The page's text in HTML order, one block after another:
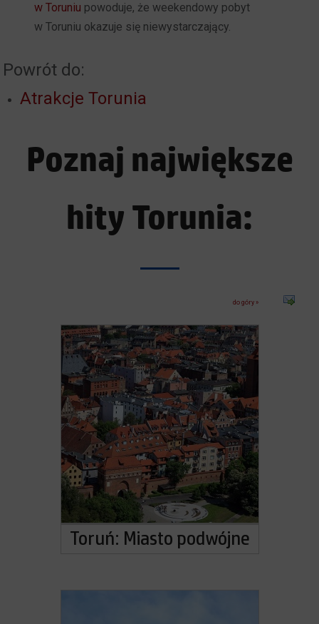
w Toruniu powoduje, że weekendowy pobyt
w Toruniu okazuje się niewystarczający.
Powrót do:
Atrakcje Torunia
Poznaj największe
hity Torunia:
do góry »
Toruń: Miasto podwójne